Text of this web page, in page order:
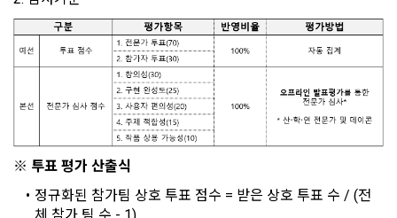
4. “인재회원”이라 함은 “데이콘 인재풀 서비스”를 이용하기 위
하여 본인의 개인정보와 프로젝트, 코드 등을 공유한 자로서, 채
용 의뢰 “기업회원”에게 개인정보, 프로젝트, 코드 등을 제공하
는 것에 동의한 “개인회원”을 말한다.
5. “기업회원”이라 함은 “회사”에 대회의 주최를 의뢰하거나, 채
용 의뢰 서비스 등을 이용하기 위해 “회사”와 일정 계약을 한 개
인 또는 법인을 말한다.
6. “해커톤”이라 함은 “회사”가 “사이트”에 출제한 문제에 “개인
회원”이 AI 코드를 제출하고, “회사”는 이를 평가하여 우수작을
선정하는 제반 행위를 말한다.
개인정보 침해사고가 발생하는 경우, 추가적인 피해를 예방하고
이미 발생한 피해를 복구하기 위해 누구에게 연락하여 어떤 도
움을 받을 수 있는지 알려 드립니다.
그 무엇보다도, 개인정보와 관련하여 데이콘과 이용자 간의 권
리 및 의무 관계를 규정하여 이용자의 ‘개인정보자기결정권’을
보장하는 수단이 됩니다.
2. 개인정보의 수집 및 이용목적
3. 서비스 정보 수신 동의 철회
DACON에서 제공하는 마케팅 정보를 원하지 않을 경우 ‘홈>계
정관리 페이지의 하단 마케팅(대회 진행, 교육 등) 정보 수신 동
의(선택)’에서 철회를 요청할 수 있습니다.
또한 향후 마케팅 활용에 새롭게 동의하고자 하는 경우에는 ‘홈>
계정관리 페이지의 하단 마케팅(대회 진행, 교육 등) 정보 수신
※ 투표 평가 산출식
정규화된 참가팀 상호 투표 점수 = 받은 상호 투표 수 / (전